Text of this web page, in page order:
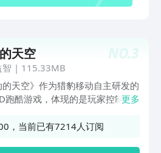
NO.3
天空
| 115.33MB
的天空》作为猎豹移动自主研发的
跑酷游戏，体现的是玩家控制小
。 游戏操作极其简单，只需要
更多
，当前已有7214人订阅